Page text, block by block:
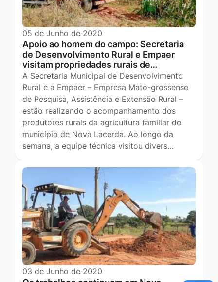
05 de Junho de 2020
Apoio ao homem do campo: Secretaria
de Desenvolvimento Rural e Empaer
visitam propriedades rurais de…
A Secretaria Municipal de Desenvolvimento
Rural e a Empaer – Empresa Mato-grossense
de Pesquisa, Assistência e Extensão Rural –
estão realizando o acompanhamento dos
produtores rurais da agricultura familiar do
município de Nova Lacerda. Ao longo da
semana, a equipe técnica visitou divers…
03 de Junho de 2020